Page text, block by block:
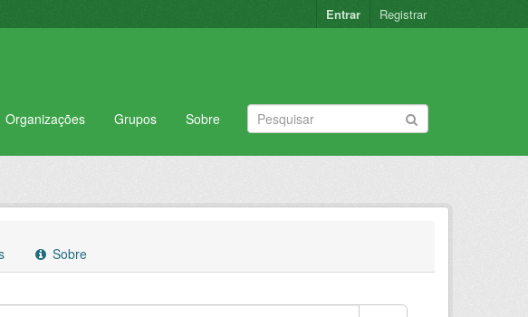
Entrar Registrar
Organizações Grupos Sobre
Sobre